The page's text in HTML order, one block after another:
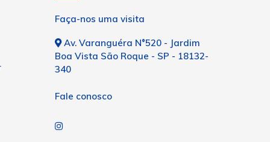
Faça-nos uma visita
Av. Varanguéra N°520 - Jardim
Boa Vista São Roque - SP - 18132-
340
Fale conosco